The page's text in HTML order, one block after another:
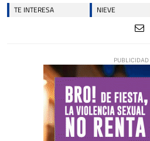
TE INTERESA NIEVE